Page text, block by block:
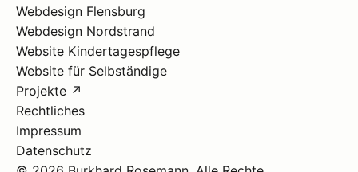
Webdesign Flensburg
Webdesign Nordstrand
Website Kindertagespflege
Website für Selbständige
Projekte ↗
Rechtliches
Impressum
Datenschutz